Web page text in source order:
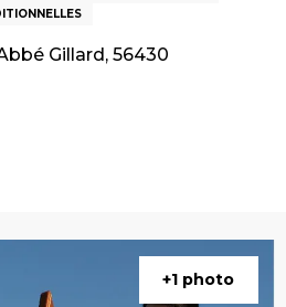
Gillard, 56430
favoris
+1 photo